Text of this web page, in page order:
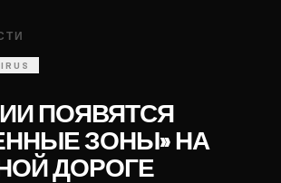
ПОЯВЯТСЯ
ЗОНЫ» НА
ДОРОГЕ